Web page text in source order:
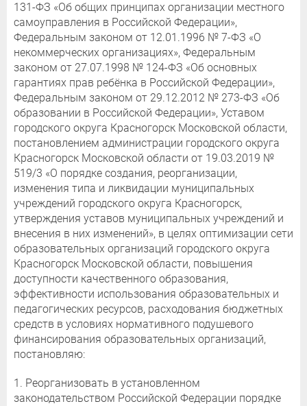
131-ФЗ «Об общих принципах организации местного
самоуправления в Российской Федерации»,
Федеральным законом от 12.01.1996 № 7-ФЗ «О
некоммерческих организациях», Федеральным
законом от 27.07.1998 № 124-ФЗ «Об основных
гарантиях прав ребёнка в Российской Федерации»,
Федеральным законом от 29.12.2012 № 273-ФЗ «Об
образовании в Российской Федерации», Уставом
городского округа Красногорск Московской области,
постановлением администрации городского округа
Красногорск Московской области от 19.03.2019 №
519/3 «О порядке создания, реорганизации,
изменения типа и ликвидации муниципальных
учреждений городского округа Красногорск,
утверждения уставов муниципальных учреждений и
внесения в них изменений», в целях оптимизации сети
образовательных организаций городского округа
Красногорск Московской области, повышения
доступности качественного образования,
эффективности использования образовательных и
педагогических ресурсов, расходования бюджетных
средств в условиях нормативного подушевого
финансирования образовательных организаций,
постановляю:
1. Реорганизовать в установленном
законодательством Российской Федерации порядке